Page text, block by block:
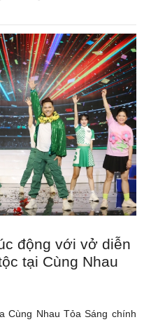
động với vở diễn
tại Cùng Nhau
Cùng Nhau Tỏa Sáng chính